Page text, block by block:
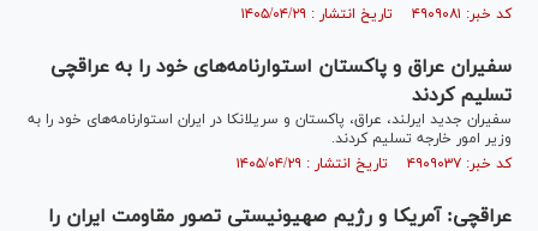
کد خبر: ۴۹۰۹۰۸۱ تاریخ انتشار : ۱۴۰۵/۰۴/۲۹
سفیران عراق و پاکستان استوارنامه‌های خود را به عراقچی
تسلیم کردند
سفیران جدید ایرلند، عراق، پاکستان و سریلانکا در ایران استوارنامه‌های خود را به
وزیر امور خارجه تسلیم کردند.
کد خبر: ۴۹۰۹۰۳۷ تاریخ انتشار : ۱۴۰۵/۰۴/۲۹
عراقچی: آمریکا و رژیم صهیونیستی تصور مقاومت ایران را